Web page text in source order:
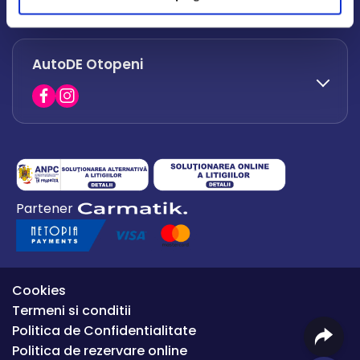
office.afumati@autode.ro
0730 063 852
0730 063 851
AutoDE Otopeni
0754 649 360
office.premium@autode.ro
Partener
Cookies
Termeni si conditii
Politica de Confidentialitate
Politica de rezervare online